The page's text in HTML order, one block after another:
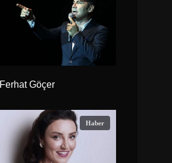
Ferhat Göçer
Haber